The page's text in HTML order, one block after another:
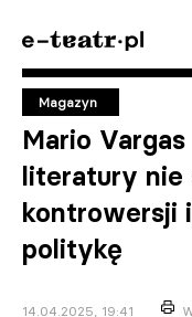
Magazyn
Mario
literatury nie
kontrowersji
politykę
14.04.2025, 19:41